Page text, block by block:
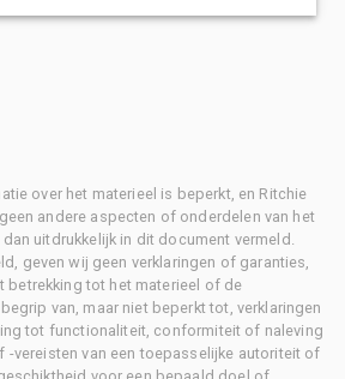
over het materieel is beperkt, en Ritchie
andere aspecten of onderdelen van het
uitdrukkelijk in dit document vermeld.
geven wij geen verklaringen of garanties,
betrekking tot het materieel of de
van, maar niet beperkt tot, verklaringen
tot functionaliteit, conformiteit of naleving
-vereisten van een toepasselijke autoriteit of